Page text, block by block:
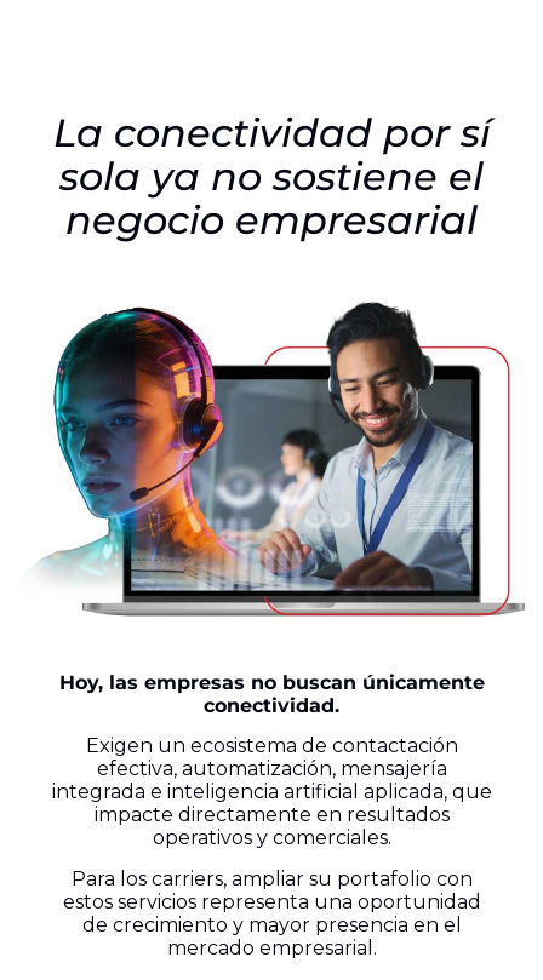
La conectividad por sí
sola ya no sostiene el
negocio empresarial
Hoy, las empresas no buscan únicamente
conectividad.
Exigen un ecosistema de contactación
efectiva, automatización, mensajería
integrada e inteligencia artificial aplicada, que
impacte directamente en resultados
operativos y comerciales.
Para los carriers, ampliar su portafolio con
estos servicios representa una oportunidad
de crecimiento y mayor presencia en el
mercado empresarial.